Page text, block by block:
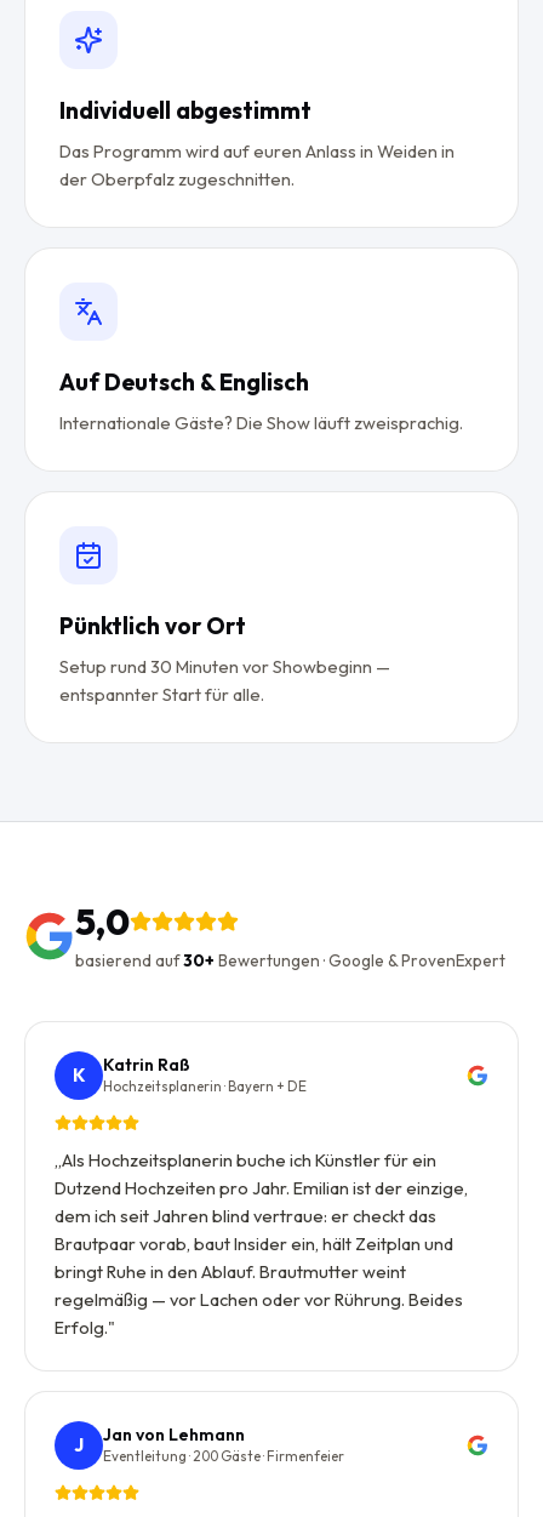
Individuell abgestimmt
Das Programm wird auf euren Anlass in Weiden in
der Oberpfalz zugeschnitten.
Auf Deutsch & Englisch
Internationale Gäste? Die Show läuft zweisprachig.
Pünktlich vor Ort
Setup rund 30 Minuten vor Showbeginn —
entspannter Start für alle.
5,0
basierend auf30+ Bewertungen · Google & ProvenExpert
K Katrin Raß
Hochzeitsplanerin · Bayern + DE
„Als Hochzeitsplanerin buche ich Künstler für ein
Dutzend Hochzeiten pro Jahr. Emilian ist der einzige,
dem ich seit Jahren blind vertraue: er checkt das
Brautpaar vorab, baut Insider ein, hält Zeitplan und
bringt Ruhe in den Ablauf. Brautmutter weint
regelmäßig — vor Lachen oder vor Rührung. Beides
Erfolg."
J Jan von Lehmann
Eventleitung · 200 Gäste · Firmenfeier